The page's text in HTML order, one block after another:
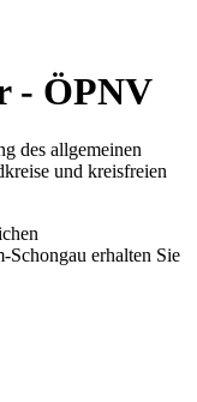
- ÖPNV
des allgemeinen
und kreisfreien
Schongau erhalten Sie